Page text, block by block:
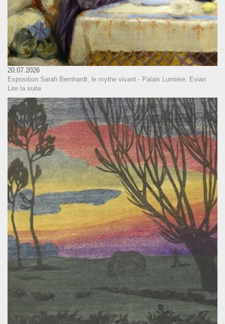
20.07.2026
Exposition Sarah Bernhardt, le mythe vivant - Palais Lumière, Evian
Lire la suite